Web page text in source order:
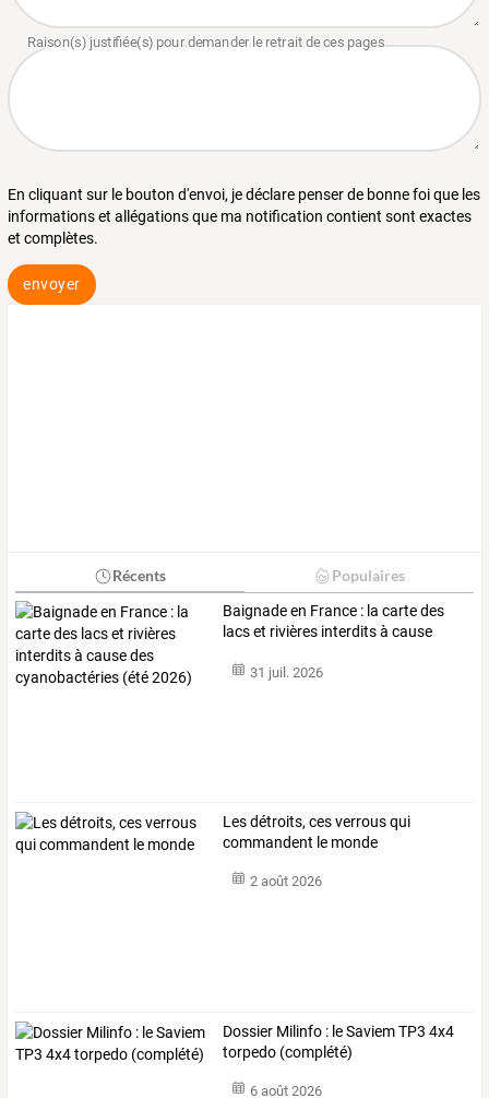
En cliquant sur le bouton d'envoi, je déclare penser de bonne foi que les
informations et allégations que ma notification contient sont exactes
et complètes.
envoyer
Récents Populaires
Baignadeen France : la cartedes
lacset rivières interditsà cause
31 juil. 2026
Les détroits, ces verrous qui
commandent le monde
2 août 2026
Dossier Milinfo : le Saviem TP3 4x4
torpedo (complété)
6 août 2026